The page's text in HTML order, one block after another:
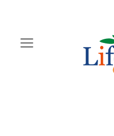
content